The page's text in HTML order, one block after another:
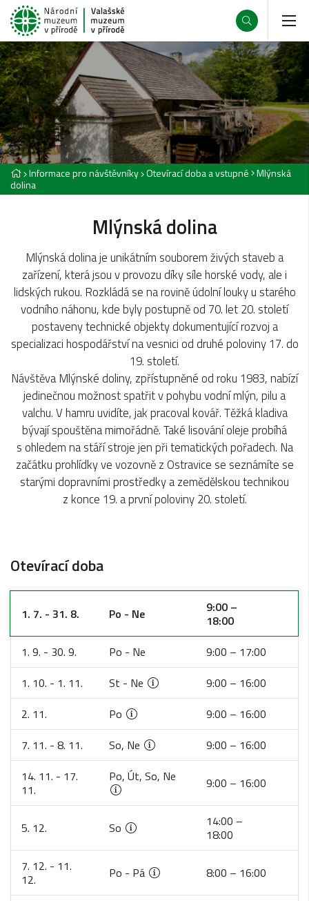
Informace pro návštěvníky Otevírací doba a vstupné Mlýnská
dolina
Mlýnská dolina
Mlýnská dolina je unikátním souborem živých staveb a
zařízení, která jsou v provozu díky síle horské vody, ale i
lidských rukou. Rozkládá se na rovině údolní louky u starého
vodního náhonu, kde byly postupně od 70. let 20. století
postaveny technické objekty dokumentující rozvoj a
specializaci hospodářství na vesnici od druhé poloviny 17. do
19. století.
Návštěva Mlýnské doliny, zpřístupněné od roku 1983, nabízí
jedinečnou možnost spatřit v pohybu vodní mlýn, pilu a
valchu. V hamru uvidíte, jak pracoval kovář. Těžká kladiva
bývají spouštěna mimořádně. Také lisování oleje probíhá
s ohledem na stáří stroje jen při tematických pořadech. Na
začátku prohlídky ve vozovně z Ostravice se seznámíte se
starými dopravními prostředky a zemědělskou technikou
z konce 19. a první poloviny 20. století.
Otevírací doba
1. 7. - 31. 8. Po - Ne
9:00 –
18:00
1. 9. - 30. 9.
Po - Ne
9:00 – 17:00
1. 10. - 1. 11.
St - Ne
9:00 – 16:00
2. 11.
Po
9:00 – 16:00
7. 11. - 8. 11.
So, Ne
9:00 – 16:00
14. 11. - 17.
11.
Po, Út, So, Ne 9:00 – 16:00
5. 12. So
14:00 –
18:00
7. 12. - 11.
12.
Po - Pá 8:00 – 16:00